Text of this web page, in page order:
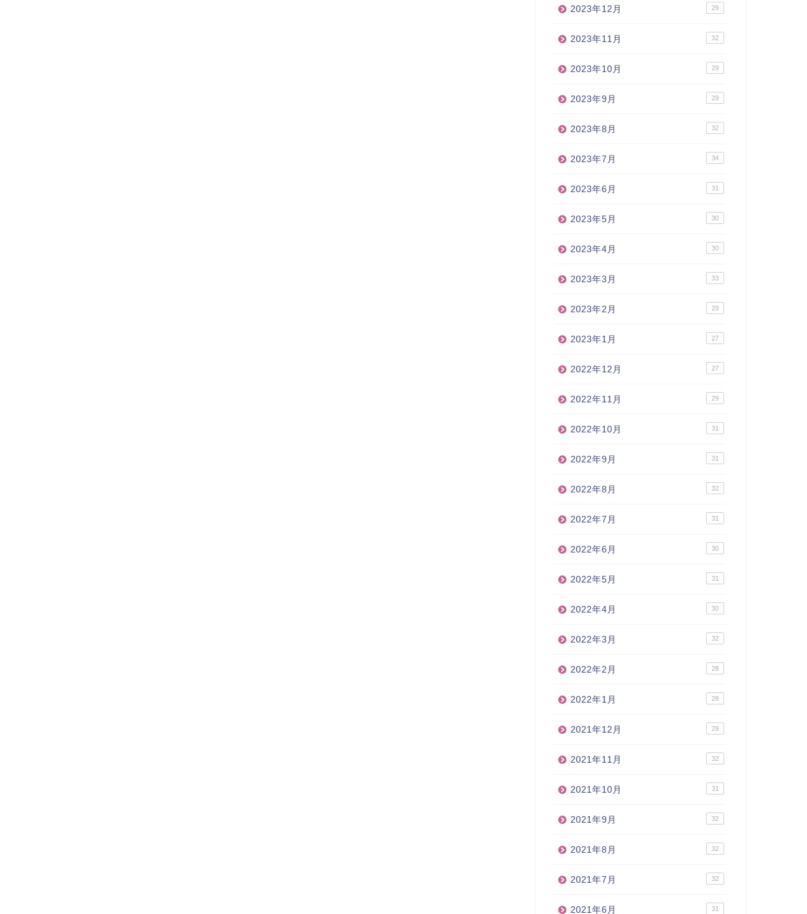
2023年12月 29
2023年11月 32
2023年10月 29
2023年9月 29
2023年8月 32
2023年7月 34
2023年6月 31
2023年5月 30
2023年4月 30
2023年3月 33
2023年2月 29
2023年1月 27
2022年12月 27
2022年11月 29
2022年10月 31
2022年9月 31
2022年8月 32
2022年7月 31
2022年6月 30
2022年5月 31
2022年4月 30
2022年3月 32
2022年2月 28
2022年1月 28
2021年12月 29
2021年11月 32
2021年10月 31
2021年9月 32
2021年8月 32
2021年7月 32
2021年6月 31